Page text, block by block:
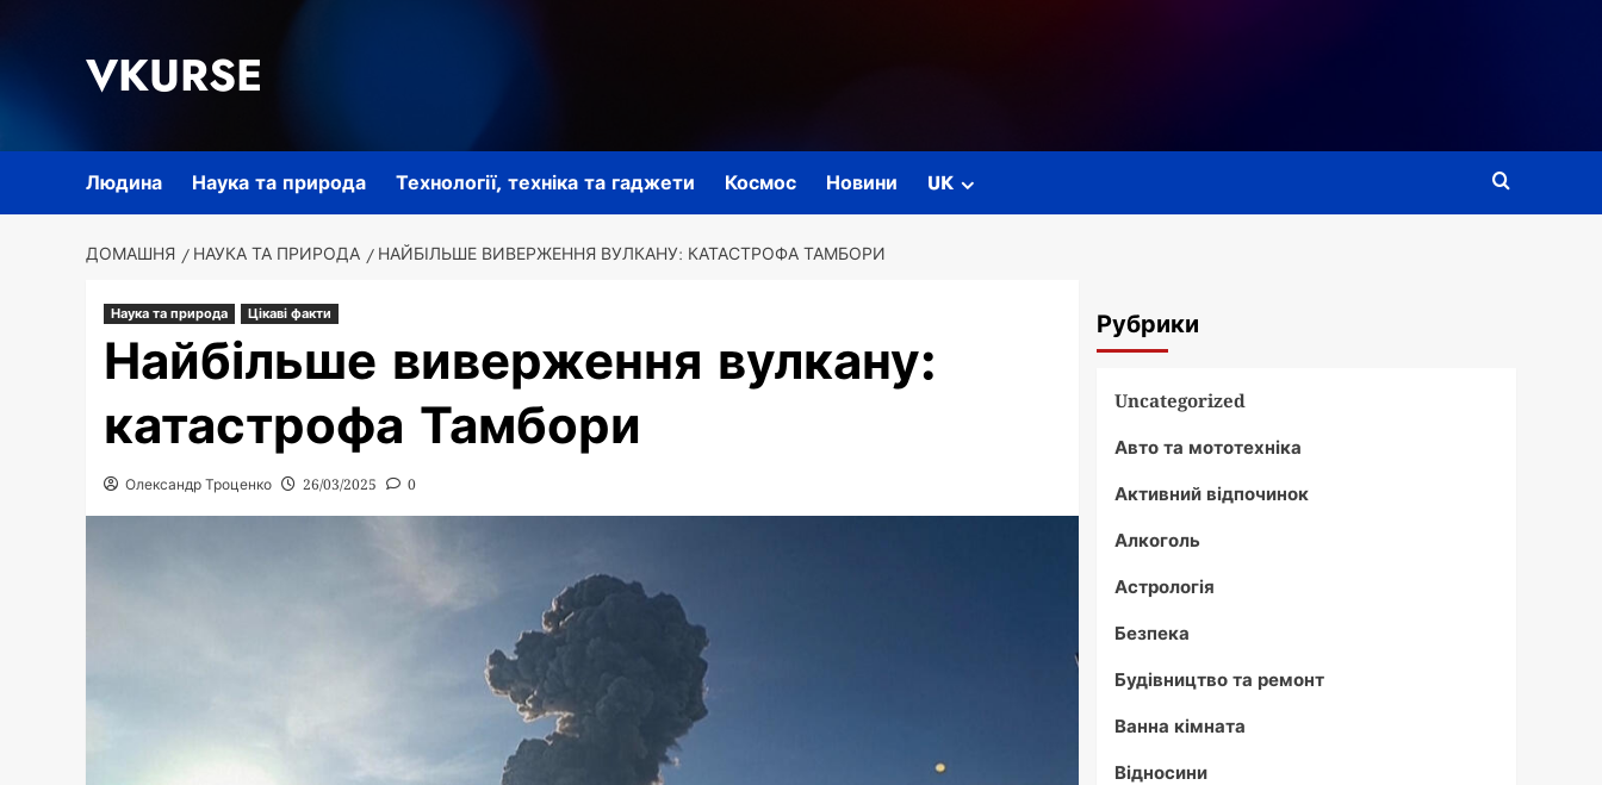
VKURSE
Людина Наука та природа Технології, техніка та гаджети Космос Новини UK
ДОМАШНЯ НАУКА ТА ПРИРОДА НАЙБІЛЬШЕ ВИВЕРЖЕННЯ ВУЛКАНУ: КАТАСТРОФА ТАМБОРИ
Наука та природа Цікаві факти
Найбільше виверження вулкану:
катастрофа Тамбори
Олександр Троценко 26/03/2025 0
Рубрики
Uncategorized
Авто та мототехніка
Активний відпочинок
Алкоголь
Астрологія
Безпека
Будівництво та ремонт
Ванна кімната
Відносини